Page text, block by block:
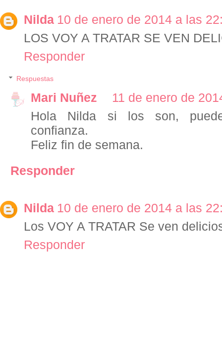
Nilda 10 de enero de 2014 a las
LOS VOY A TRATAR SE VEN
Responder
Respuestas
Mari Nuñez
11 de enero de
Hola Nilda si los son,
confianza.
Feliz fin de semana.
Responder
Nilda 10 de enero de 2014 a las
Los VOY A TRATAR Se ven
Responder